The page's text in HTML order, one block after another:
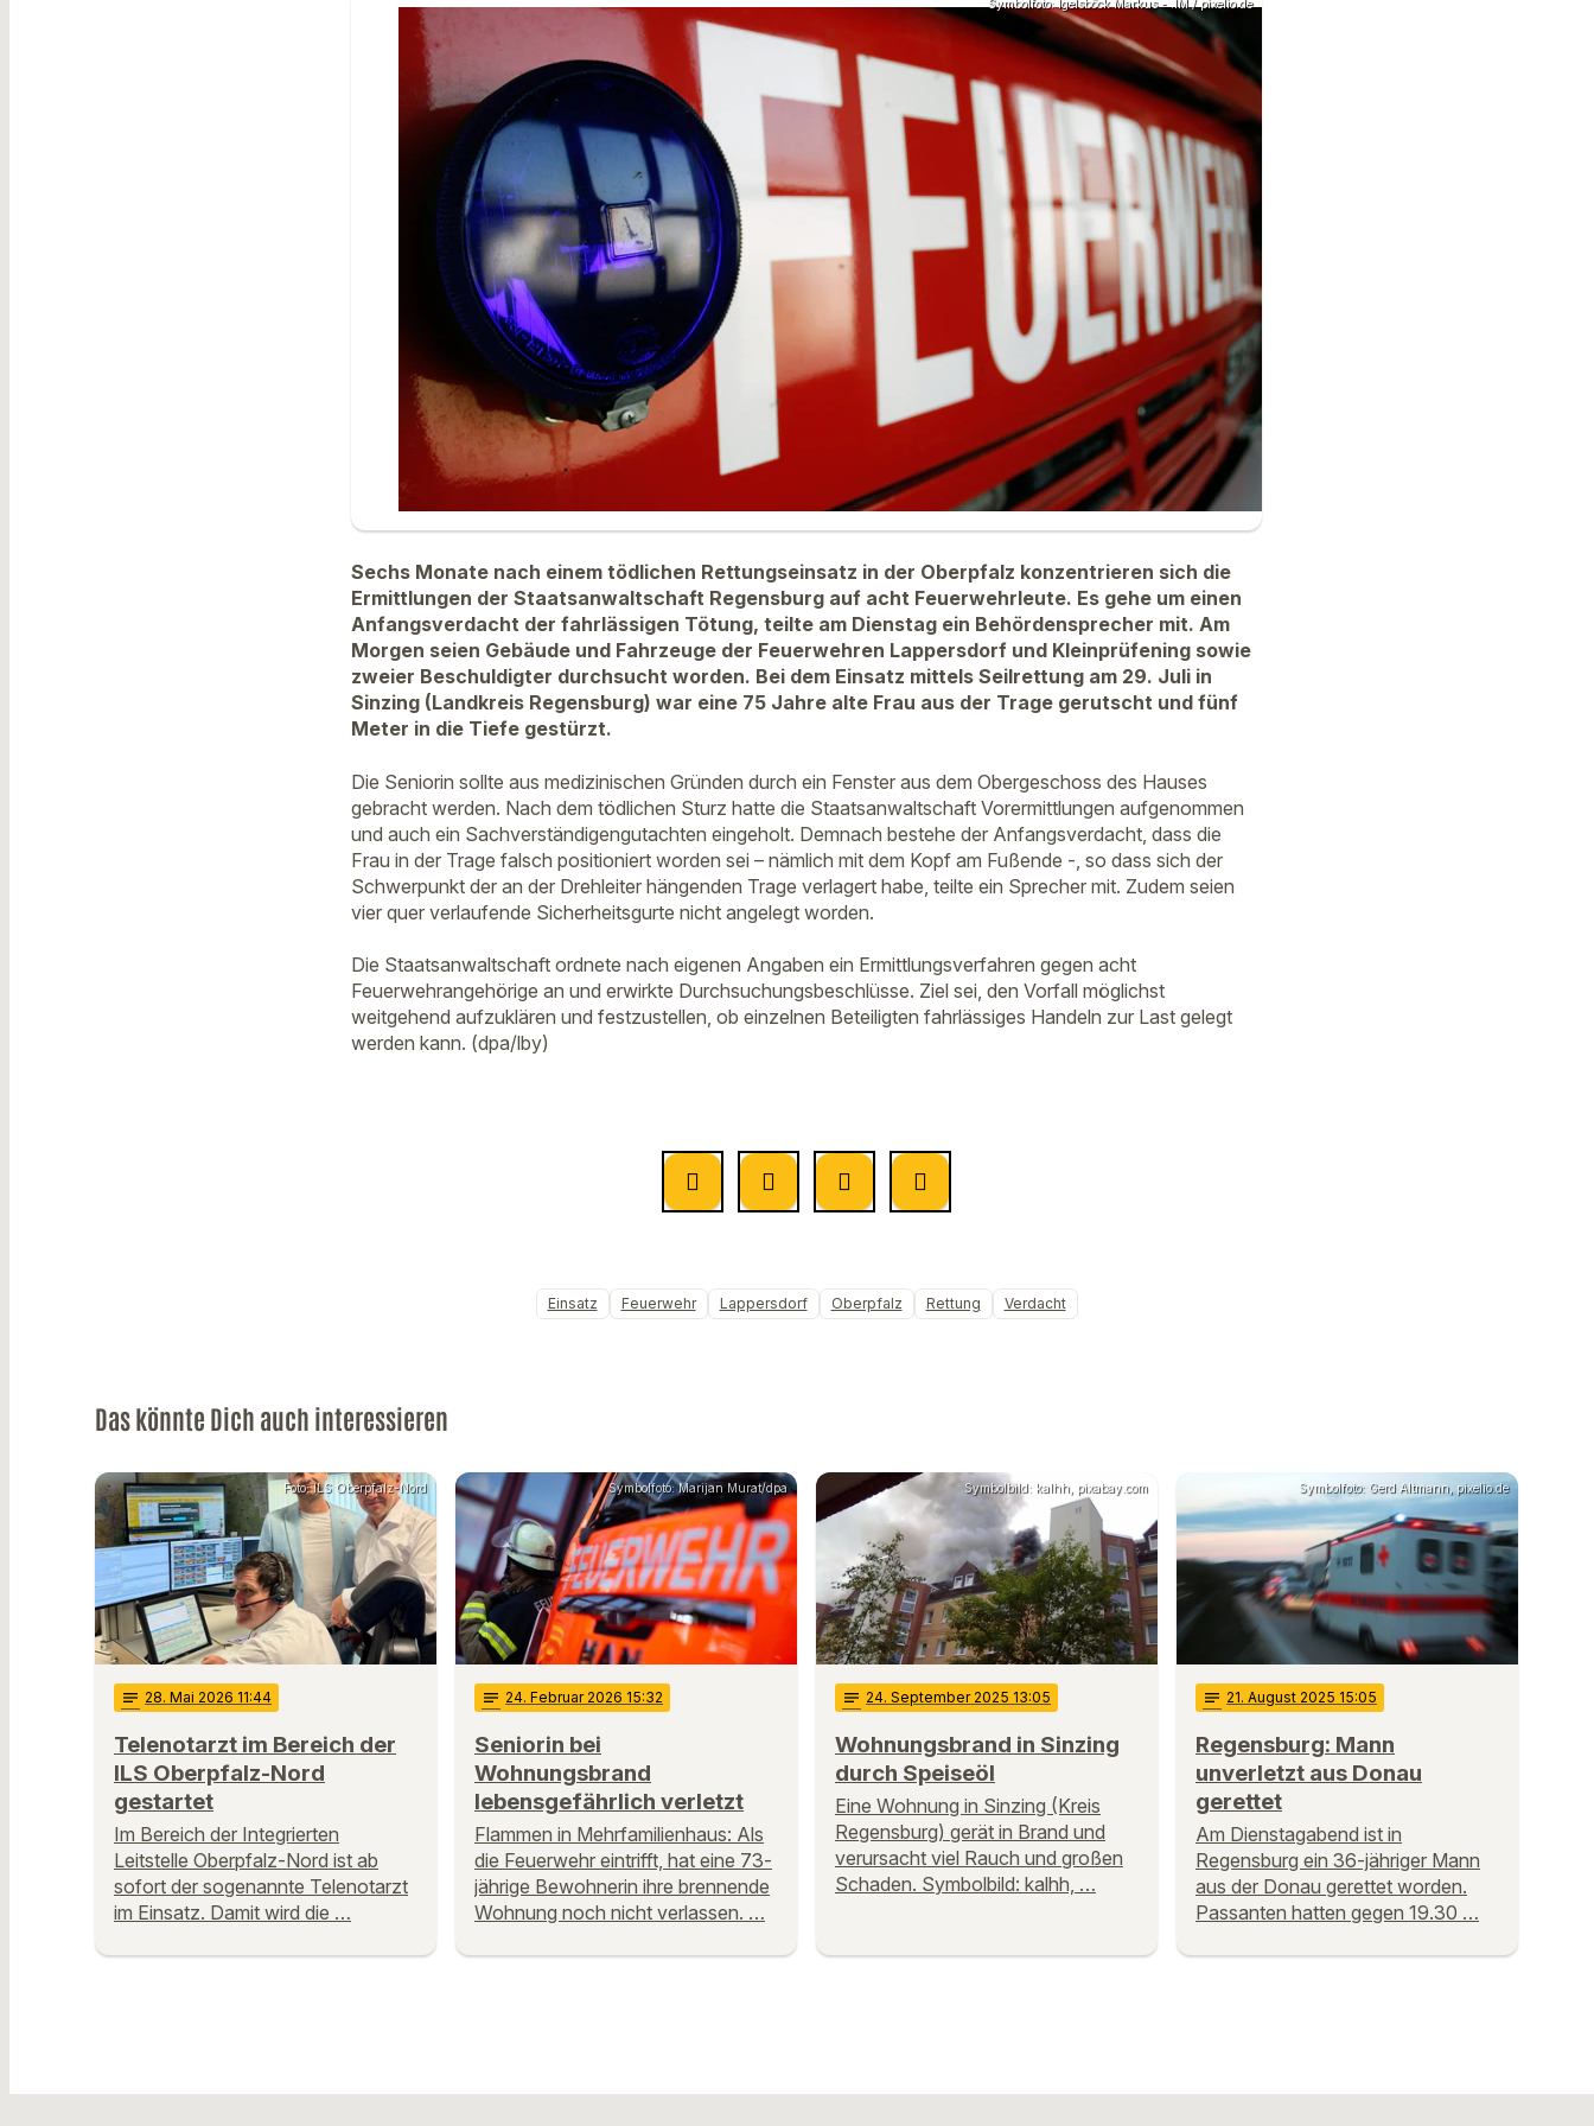
Symbolfoto: Igelsböck Markus - .IM / pixelio.de
Sechs Monate nach einem tödlichen Rettungseinsatz in der Oberpfalz konzentrieren sich die
Ermittlungen der Staatsanwaltschaft Regensburg auf acht Feuerwehrleute. Es gehe um einen
Anfangsverdacht der fahrlässigen Tötung, teilte am Dienstag ein Behördensprecher mit. Am
Morgen seien Gebäude und Fahrzeuge der Feuerwehren Lappersdorf und Kleinprüfening sowie
zweier Beschuldigter durchsucht worden. Bei dem Einsatz mittels Seilrettung am 29. Juli in
Sinzing (Landkreis Regensburg) war eine 75 Jahre alte Frau aus der Trage gerutscht und fünf
Meter in die Tiefe gestürzt.
Die Seniorin sollte aus medizinischen Gründen durch ein Fenster aus dem Obergeschoss des Hauses
gebracht werden. Nach dem tödlichen Sturz hatte die Staatsanwaltschaft Vorermittlungen aufgenommen
und auch ein Sachverständigengutachten eingeholt. Demnach bestehe der Anfangsverdacht, dass die
Frau in der Trage falsch positioniert worden sei – nämlich mit dem Kopf am Fußende -, so dass sich der
Schwerpunkt der an der Drehleiter hängenden Trage verlagert habe, teilte ein Sprecher mit. Zudem seien
vier quer verlaufende Sicherheitsgurte nicht angelegt worden.
Die Staatsanwaltschaft ordnete nach eigenen Angaben ein Ermittlungsverfahren gegen acht
Feuerwehrangehörige an und erwirkte Durchsuchungsbeschlüsse. Ziel sei, den Vorfall möglichst
weitgehend aufzuklären und festzustellen, ob einzelnen Beteiligten fahrlässiges Handeln zur Last gelegt
werden kann. (dpa/lby)
Einsatz Feuerwehr Lappersdorf Oberpfalz Rettung Verdacht
Das könnte Dich auch interessieren
Foto: ILS Oberpfalz-Nord
notes 28. Mai 2026 11:44
Telenotarzt im Bereich der
ILS Oberpfalz-Nord
gestartet
Im Bereich der Integrierten
Leitstelle Oberpfalz-Nord ist ab
sofort der sogenannte Telenotarzt
im Einsatz. Damit wird die …
Symbolfoto: Marijan Murat/dpa
notes 24. Februar 2026 15:32
Seniorin bei
Wohnungsbrand
lebensgefährlich verletzt
Flammen in Mehrfamilienhaus: Als
die Feuerwehr eintrifft, hat eine 73-
jährige Bewohnerin ihre brennende
Wohnung noch nicht verlassen. …
Symbolbild: kalhh, pixabay.com
notes 24. September 2025 13:05
Wohnungsbrand in Sinzing
durch Speiseöl
Eine Wohnung in Sinzing (Kreis
Regensburg) gerät in Brand und
verursacht viel Rauch und großen
Schaden. Symbolbild: kalhh, …
Symbolfoto: Gerd Altmann, pixelio.de
notes 21. August 2025 15:05
Regensburg: Mann
unverletzt aus Donau
gerettet
Am Dienstagabend ist in
Regensburg ein 36-jähriger Mann
aus der Donau gerettet worden.
Passanten hatten gegen 19.30 …